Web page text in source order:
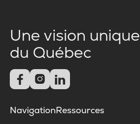
Une vision unique
du Québec
  
NavigationRessources